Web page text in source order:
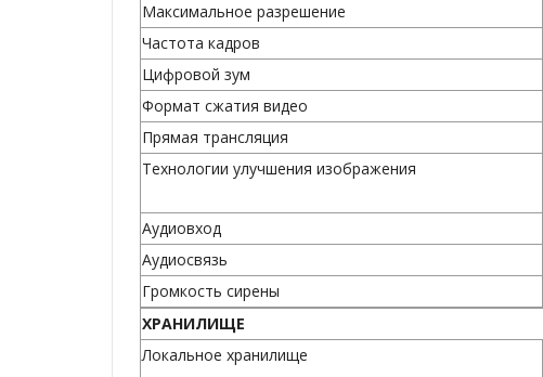
Максимальное разрешение
Частота кадров
Цифровой зум
Формат сжатия видео
Прямая трансляция
Технологии улучшения изображения
Аудиовход
Аудиосвязь
Громкость сирены
ХРАНИЛИЩЕ
Локальное хранилище